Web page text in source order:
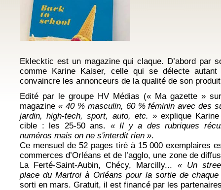
Eklecktic est un magazine qui claque. D’abord par
comme Karine Kaiser, celle qui se délecte
convaincre les annonceurs de la qualité de son
Edité par le groupe HV Médias (« Ma gazette »
magazine « 40 % masculin, 60 % féminin avec des
jardin, high-tech, sport, auto, etc. »explique
cible : les 25-50 ans. « Il y a des rubriques
numéros mais on ne s'interdit rien ».
Ce mensuel de 52 pages tiré à 15 000 exemplaires
commerces d’Orléans et de l’agglo, une zone de
La Ferté-Saint-Aubin, Chécy, Marcilly... « Un
place du Martroi à Orléans pour la sortie de chaque
sorti en mars. Gratuit, il est financé par les